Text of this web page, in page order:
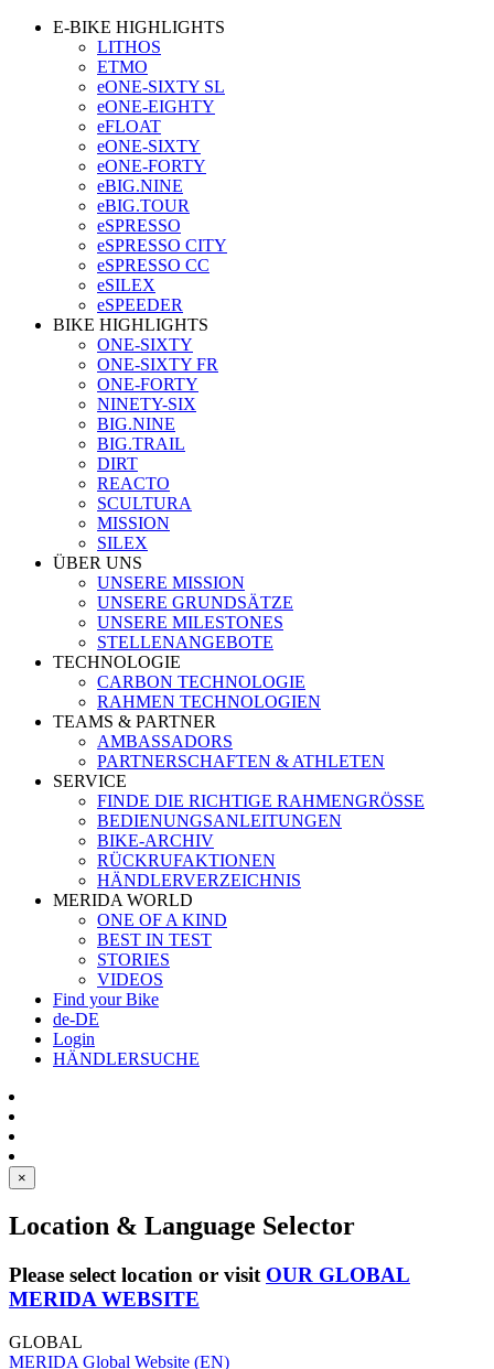
E-BIKE HIGHLIGHTS
LITHOS
ETMO
eONE-SIXTY SL
eONE-EIGHTY
eFLOAT
eONE-SIXTY
eONE-FORTY
eBIG.NINE
eBIG.TOUR
eSPRESSO
eSPRESSO CITY
eSPRESSO CC
eSILEX
eSPEEDER
BIKE HIGHLIGHTS
ONE-SIXTY
ONE-SIXTY FR
ONE-FORTY
NINETY-SIX
BIG.NINE
BIG.TRAIL
DIRT
REACTO
SCULTURA
MISSION
SILEX
ÜBER UNS
UNSERE MISSION
UNSERE GRUNDSÄTZE
UNSERE MILESTONES
STELLENANGEBOTE
TECHNOLOGIE
CARBON TECHNOLOGIE
RAHMEN TECHNOLOGIEN
TEAMS & PARTNER
AMBASSADORS
PARTNERSCHAFTEN & ATHLETEN
SERVICE
FINDE DIE RICHTIGE RAHMENGRÖSSE
BEDIENUNGSANLEITUNGEN
BIKE-ARCHIV
RÜCKRUFAKTIONEN
HÄNDLERVERZEICHNIS
MERIDA WORLD
ONE OF A KIND
BEST IN TEST
STORIES
VIDEOS
Find your Bike
de-DE
Login
HÄNDLERSUCHE
×
Location & Language Selector
Please select location or visit OUR GLOBAL
MERIDA WEBSITE
GLOBAL
MERIDA Global Website (EN)